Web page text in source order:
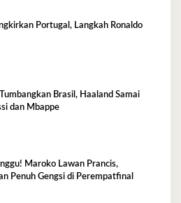
Portugal, Langkah Ronaldo
Brasil, Haaland Samai
dan Mbappe
Maroko Lawan Prancis,
Penuh Gengsi di Perempatfinal